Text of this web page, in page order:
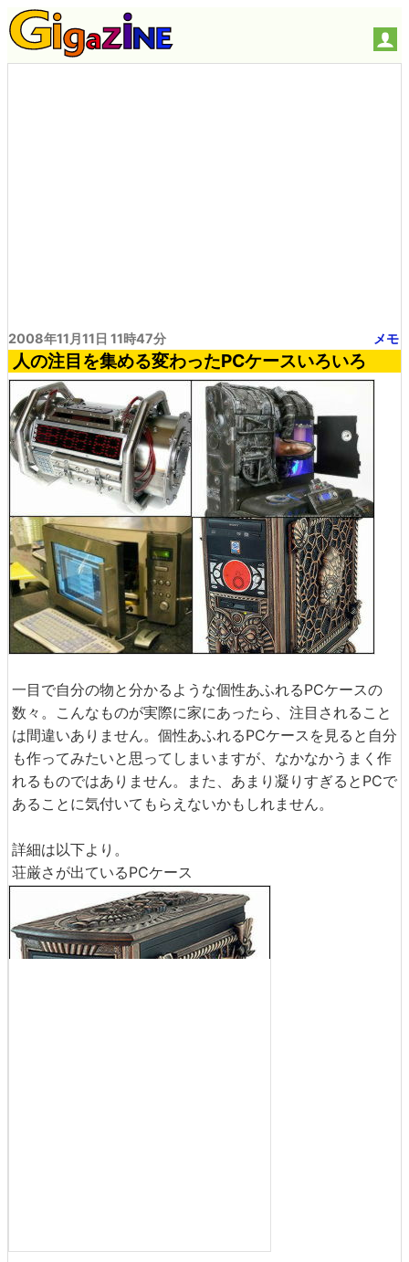
2008年11月11日 11時47分 メモ
人の注目を集める変わったPCケースいろいろ
一目で自分の物と分かるような個性あふれるPCケースの
数々。こんなものが実際に家にあったら、注目されること
は間違いありません。個性あふれるPCケースを見ると自分
も作ってみたいと思ってしまいますが、なかなかうまく作
れるものではありません。また、あまり凝りすぎるとPCで
あることに気付いてもらえないかもしれません。
詳細は以下より。
荘厳さが出ているPCケース